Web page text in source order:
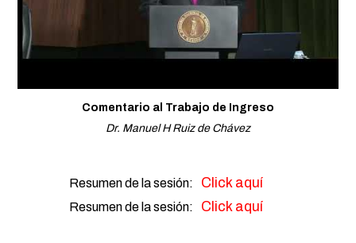
Comentario al Trabajo de Ingreso
Dr. Manuel H Ruiz de Chávez
Resumen de la sesión: Click aquí
Resumen de la sesión: Click aquí